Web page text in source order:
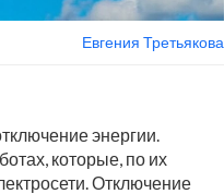
Евгения Третьякова
энергии.
которые, по их
Отключение